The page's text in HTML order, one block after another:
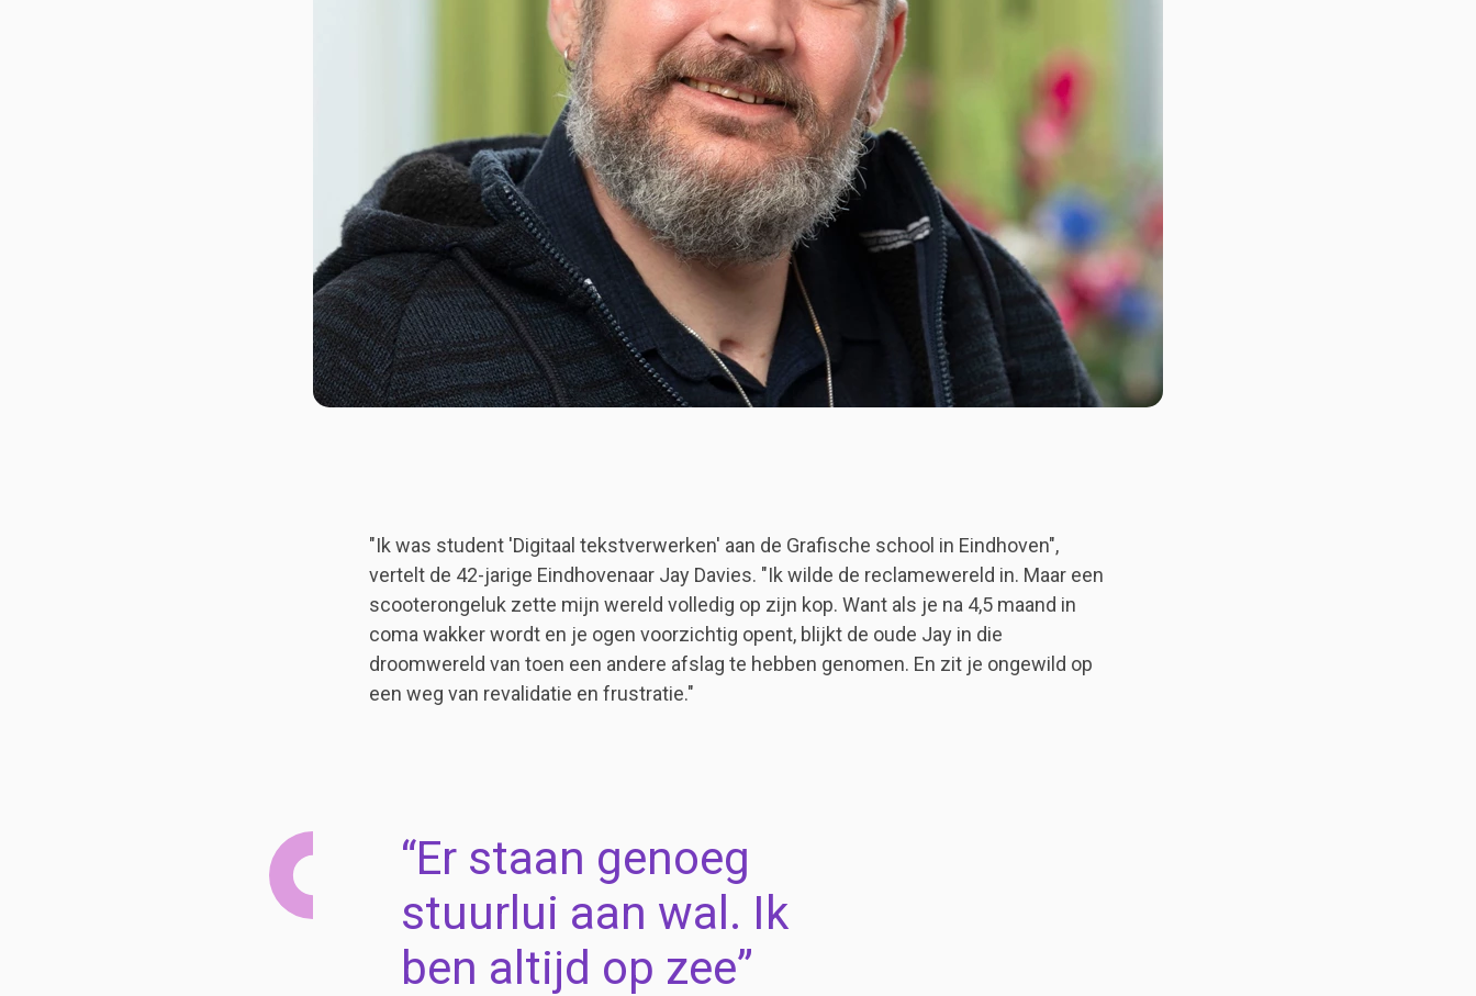
"Ik was student 'Digitaal tekstverwerken' aan de Grafische school in Eindhoven",
vertelt de 42-jarige Eindhovenaar Jay Davies. "Ik wilde de reclamewereld in. Maar een
scooterongeluk zette mijn wereld volledig op zijn kop. Want als je na 4,5 maand in
coma wakker wordt en je ogen voorzichtig opent, blijkt de oude Jay in die
droomwereld van toen een andere afslag te hebben genomen. En zit je ongewild op
een weg van revalidatie en frustratie."
Er staan genoeg
stuurlui aan wal. Ik
ben altijd op zee